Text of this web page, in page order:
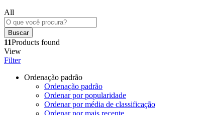
All
Buscar
11Products found
View
Filter
Ordenação padrão
Ordenação padrão
Ordenar por popularidade
Ordenar por média de classificação
Ordenar por mais recente